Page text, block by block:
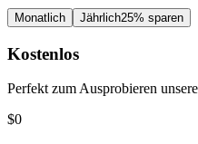
Monatlich Jährlich25% sparen
Kostenlos
Perfekt zum Ausprobieren
$0